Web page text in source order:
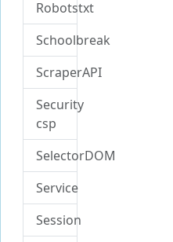
Robotstxt
Schoolbreak
ScraperAPI
Security
csp
SelectorDOM
Service
Session